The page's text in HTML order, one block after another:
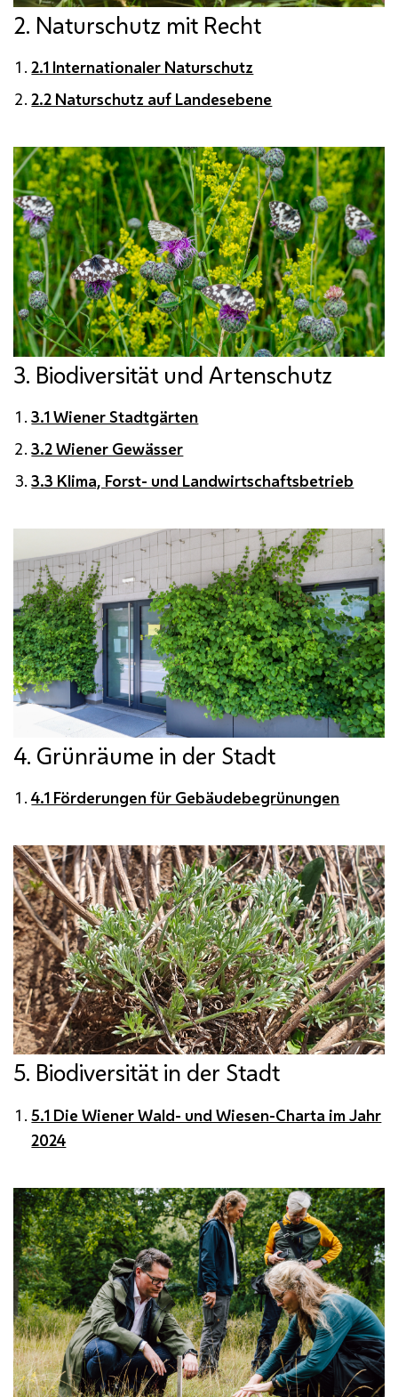
2. Naturschutz mit Recht
2.1 Internationaler Naturschutz
2.2 Naturschutz auf Landesebene
3. Biodiversität und Artenschutz
3.1 Wiener Stadtgärten
3.2 Wiener Gewässer
3.3 Klima, Forst- und Landwirtschaftsbetrieb
4. Grünräume in der Stadt
4.1 Förderungen für Gebäudebegrünungen
5. Biodiversität in der Stadt
5.1 Die Wiener Wald- und Wiesen-Charta im Jahr
2024